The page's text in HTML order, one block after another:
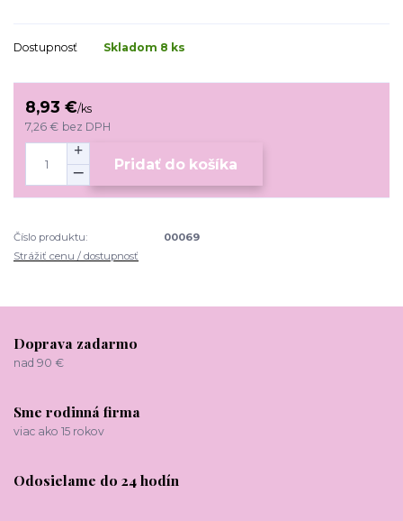
Dostupnosť Skladom 8 ks
8,93 €/ks
7,26 € bez DPH
Pridať do košíka
Číslo produktu:
00069
Strážiť cenu / dostupnosť
Doprava zadarmo
nad 90 €
Sme rodinná firma
viac ako 15 rokov
Odosielame do 24 hodín